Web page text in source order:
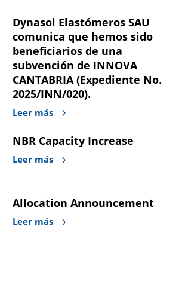
Dynasol Elastómeros SAU
comunica que hemos sido
beneficiarios de una
subvención de INNOVA
CANTABRIA (Expediente No.
2025/INN/020).
Leer más
NBR Capacity Increase
Leer más
Allocation Announcement
Leer más